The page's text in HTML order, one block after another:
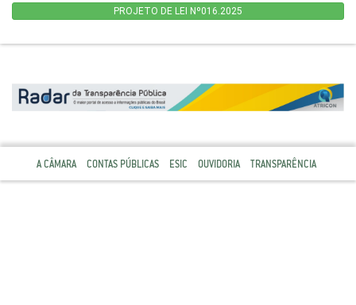
PROJETO DE LEI Nº016.2025
A CÂMARA CONTAS PÚBLICAS ESIC OUVIDORIA TRANSPARÊNCIA